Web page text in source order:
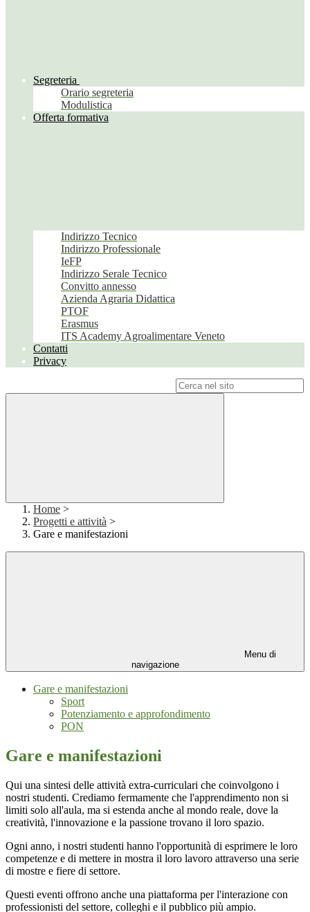
Segreteria
Orario segreteria
Modulistica
Offerta formativa
Indirizzo Tecnico
Indirizzo Professionale
IeFP
Indirizzo Serale Tecnico
Convitto annesso
Azienda Agraria Didattica
PTOF
Erasmus
ITS Academy Agroalimentare Veneto
Contatti
Privacy
Home >
Progetti e attività >
Gare e manifestazioni
Menu di
navigazione
Gare e manifestazioni
Sport
Potenziamento e approfondimento
PON
Gare e manifestazioni
Qui una sintesi delle attività extra-curriculari che coinvolgono i
nostri studenti. Crediamo fermamente che l'apprendimento non si
limiti solo all'aula, ma si estenda anche al mondo reale, dove la
creatività, l'innovazione e la passione trovano il loro spazio.
Ogni anno, i nostri studenti hanno l'opportunità di esprimere le loro
competenze e di mettere in mostra il loro lavoro attraverso una serie
di mostre e fiere di settore.
Questi eventi offrono anche una piattaforma per l'interazione con
professionisti del settore, colleghi e il pubblico più ampio.